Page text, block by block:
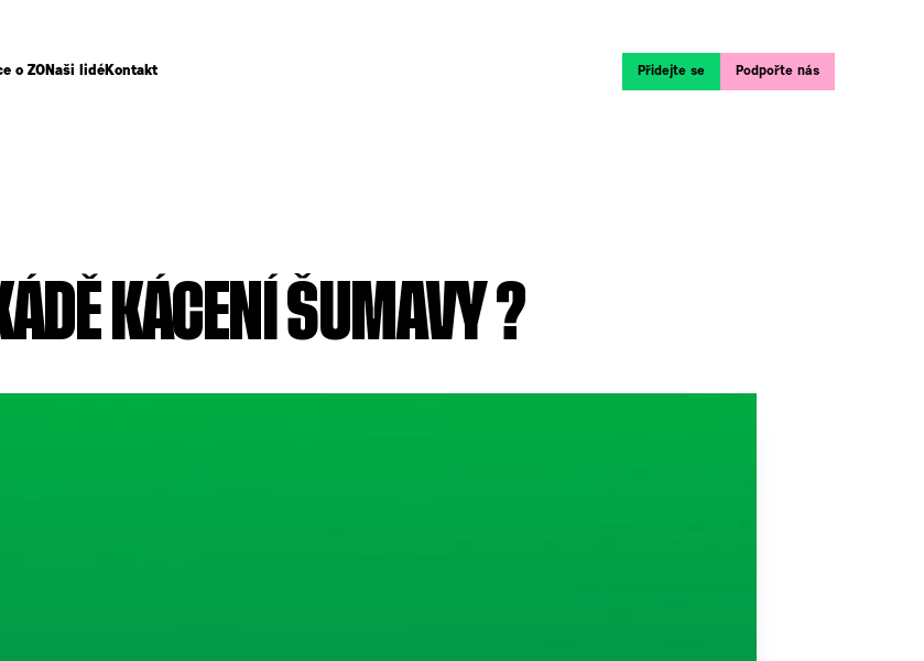
o ZONaši lidéKontakt Přidejte se Podpořte nás
KÁCENÍ ŠUMAVY ?